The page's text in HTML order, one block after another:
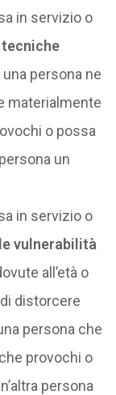
in servizio o
persona ne
materialmente
o possa
un
in servizio o
vulnerabilità
all’età o
distorcere
persona che
provochi o
persona